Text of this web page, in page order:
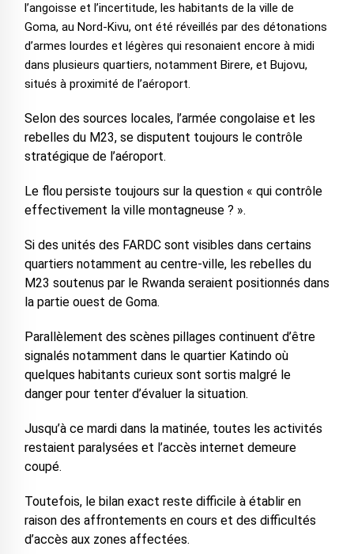
l’angoisse et l’incertitude, les habitants de la ville de
Goma, au Nord-Kivu, ont été réveillés par des détonations
d’armes lourdes et légères qui resonaient encore à midi
dans plusieurs quartiers, notamment Birere, et Bujovu,
situés à proximité de l’aéroport.
Selon des sources locales, l’armée congolaise et les
rebelles du M23, se disputent toujours le contrôle
stratégique de l’aéroport.
Le flou persiste toujours sur la question « qui contrôle
effectivement la ville montagneuse ? ».
Si des unités des FARDC sont visibles dans certains
quartiers notamment au centre-ville, les rebelles du
M23 soutenus par le Rwanda seraient positionnés dans
la partie ouest de Goma.
Parallèlement des scènes pillages continuent d’être
signalés notamment dans le quartier Katindo où
quelques habitants curieux sont sortis malgré le
danger pour tenter d’évaluer la situation.
Jusqu’à ce mardi dans la matinée, toutes les activités
restaient paralysées et l’accès internet demeure
coupé.
Toutefois, le bilan exact reste difficile à établir en
raison des affrontements en cours et des difficultés
d’accès aux zones affectées.